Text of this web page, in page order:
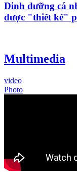
Dinh dưỡng cá
được "thiết kế"
Multimedia
video
Photo